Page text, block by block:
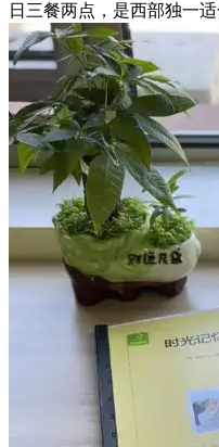
日三餐两点，是西部独一